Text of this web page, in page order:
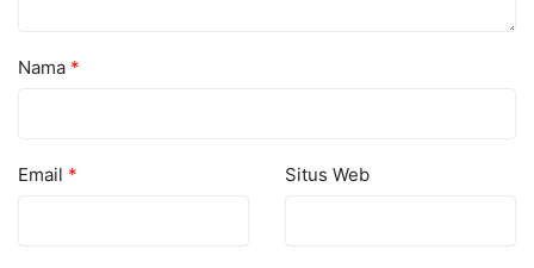
Nama *
Email * Situs Web